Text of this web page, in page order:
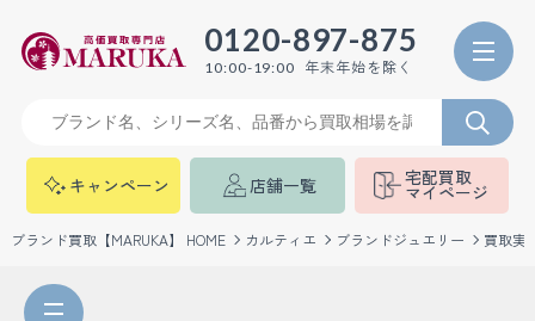
0120-897-875
10:00-19:00 年末年始を除く
キャンペーン 店舗一覧 宅配買取
マイページ
ブランド買取【MARUKA】 HOME カルティエ ブランドジュエリー 買取実